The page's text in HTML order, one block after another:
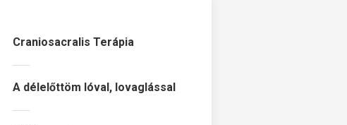
Craniosacralis Terápia
A délelőttöm lóval, lovaglással